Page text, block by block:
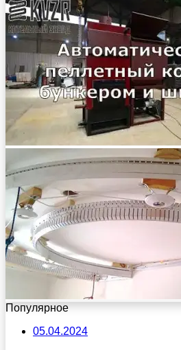
Популярное
05.04.2024